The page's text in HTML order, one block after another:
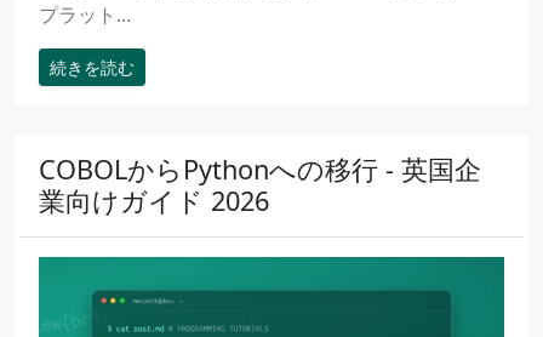
プラット...
続きを読む
COBOLからPythonへの移行 - 英国企
業向けガイド 2026